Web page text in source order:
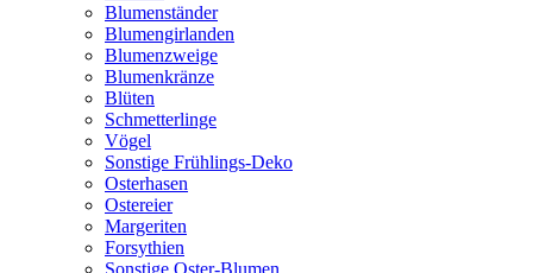
Blumenständer
Blumengirlanden
Blumenzweige
Blumenkränze
Blüten
Schmetterlinge
Vögel
Sonstige Frühlings-Deko
Osterhasen
Ostereier
Margeriten
Forsythien
Sonstige Oster-Blumen